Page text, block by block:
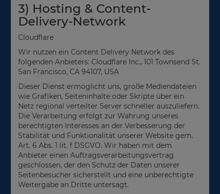
3) Hosting & Content-
Delivery-Network
Cloudflare
Wir nutzen ein Content Delivery Network des
folgenden Anbieters: Cloudflare Inc., 101 Townsend St.
San Francisco, CA 94107, USA
Dieser Dienst ermöglicht uns, große Mediendateien
wie Grafiken, Seiteninhalte oder Skripte über ein
Netz regional verteilter Server schneller auszuliefern.
Die Verarbeitung erfolgt zur Wahrung unseres
berechtigten Interesses an der Verbesserung der
Stabilität und Funktionalität unserer Website gem.
Art. 6 Abs. 1 lit. f DSGVO. Wir haben mit dem
Anbieter einen Auftragsverarbeitungsvertrag
geschlossen, der den Schutz der Daten unserer
Seitenbesucher sicherstellt und eine unberechtigte
Weitergabe an Dritte untersagt.